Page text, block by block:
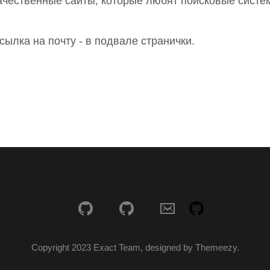
на почту - в подвале странички.
Copyright 2023 Exact Team, designed by Themeezy.